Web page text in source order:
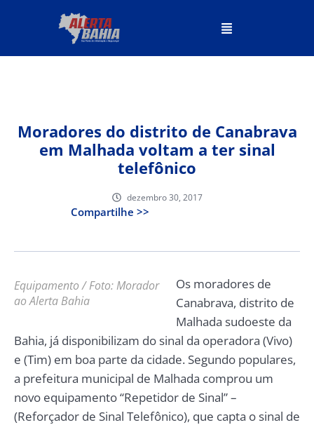
Moradores do distrito de Canabrava
em Malhada voltam a ter sinal
telefônico
dezembro 30, 2017
Compartilhe >>
Equipamento / Foto: Morador
ao Alerta Bahia
Os moradores de
Canabrava, distrito de
Malhada sudoeste da
Bahia, já disponibilizam do sinal da operadora (Vivo)
e (Tim) em boa parte da cidade. Segundo populares,
a prefeitura municipal de Malhada comprou um
novo equipamento “Repetidor de Sinal” –
(Reforçador de Sinal Telefônico), que capta o sinal de